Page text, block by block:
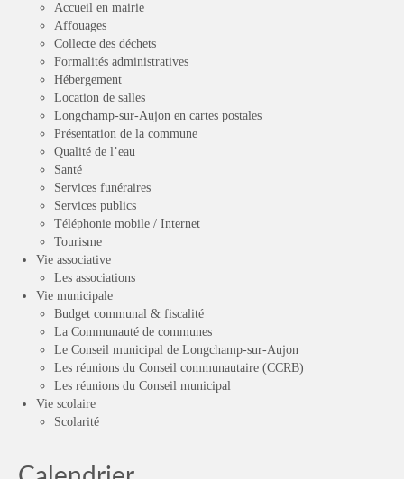
Accueil en mairie
Affouages
Collecte des déchets
Formalités administratives
Hébergement
Location de salles
Longchamp-sur-Aujon en cartes postales
Présentation de la commune
Qualité de l’eau
Santé
Services funéraires
Services publics
Téléphonie mobile / Internet
Tourisme
Vie associative
Les associations
Vie municipale
Budget communal & fiscalité
La Communauté de communes
Le Conseil municipal de Longchamp-sur-Aujon
Les réunions du Conseil communautaire (CCRB)
Les réunions du Conseil municipal
Vie scolaire
Scolarité